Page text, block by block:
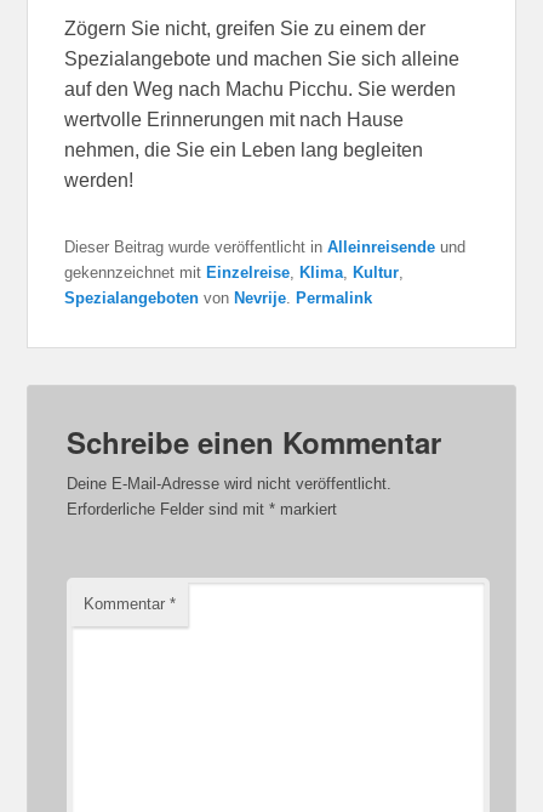
Zögern Sie nicht, greifen Sie zu einem der
Spezialangebote und machen Sie sich alleine
auf den Weg nach Machu Picchu. Sie werden
wertvolle Erinnerungen mit nach Hause
nehmen, die Sie ein Leben lang begleiten
werden!
Dieser Beitrag wurde veröffentlicht inAlleinreisende und
gekennzeichnet mitEinzelreise ,Klima ,Kultur
Spezialangeboten vonNevrije .Permalink
Schreibe einen Kommentar
Deine E-Mail-Adresse wird nicht veröffentlicht.
Erforderliche Felder sind mit* markiert
Kommentar*